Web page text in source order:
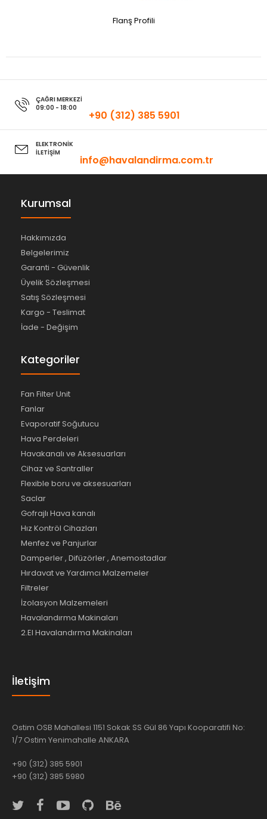
Flanş Profili
ÇAĞRI MERKEZİ
09:00 - 18:00
+90 (312) 385 5901
ELEKTRONİK
İLETİŞİM
info@havalandirma.com.tr
Kurumsal
Hakkımızda
Belgelerimiz
Garanti - Güvenlik
Üyelik Sözleşmesi
Satış Sözleşmesi
Kargo - Teslimat
İade - Değişim
Kategoriler
Fan Filter Unit
Fanlar
Evaporatif Soğutucu
Hava Perdeleri
Havakanalı ve Aksesuarları
Cihaz ve Santraller
Flexible boru ve aksesuarları
Saclar
Gofrajlı Hava kanalı
Hız Kontröl Cihazları
Menfez ve Panjurlar
Damperler , Difüzörler , Anemostadlar
Hırdavat ve Yardımcı Malzemeler
Filtreler
İzolasyon Malzemeleri
Havalandırma Makinaları
2.El Havalandırma Makinaları
İletişim
Ostim OSB Mahallesi 1151 Sokak SS Gül 86 Yapı Kooparatifi No:
1/7 Ostim Yenimahalle ANKARA
+90 (312) 385 5901
+90 (312) 385 5980